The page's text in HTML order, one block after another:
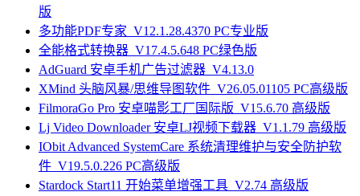
版
多功能PDF专家_V12.1.28.4370 PC专业版
全能格式转换器_V17.4.5.648 PC绿色版
AdGuard 安卓手机广告过滤器_V4.13.0
XMind 头脑风暴/思维导图软件_V26.05.01105 PC高级版
FilmoraGo Pro 安卓喵影工厂国际版_V15.6.70 高级版
Lj Video Downloader 安卓LJ视频下载器_V1.1.79 高级版
IObit Advanced SystemCare 系统清理维护与安全防护软
件_V19.5.0.226 PC高级版
Stardock Start11 开始菜单增强工具_V2.74 高级版